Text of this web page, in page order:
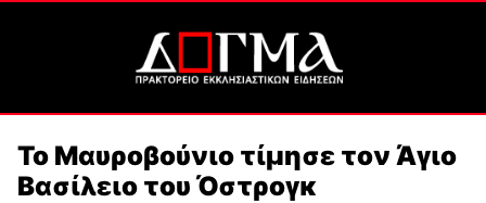
Το Μαυροβούνιο τίμησε τον Άγιο
Βασίλειο του Όστρογκ